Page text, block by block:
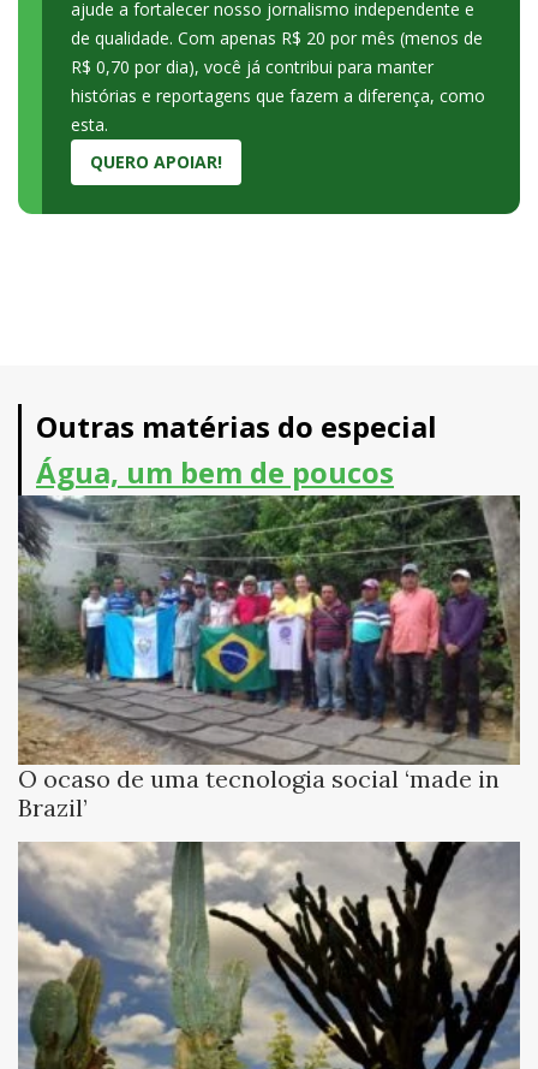
ajude a fortalecer nosso jornalismo independente e
de qualidade. Com apenas R$ 20 por mês (menos de
R$ 0,70 por dia), você já contribui para manter
histórias e reportagens que fazem a diferença, como
esta.
QUERO APOIAR!
Outras matérias do especial
Água, um bem de poucos
O ocaso de uma tecnologia social ‘made in
Brazil’